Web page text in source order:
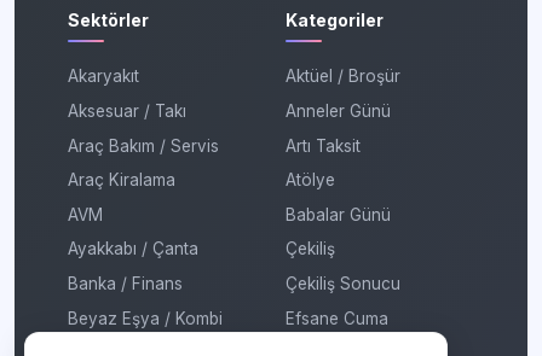
Sektörler
Akaryakıt
Aksesuar / Takı
Araç Bakım / Servis
Araç Kiralama
AVM
Ayakkabı / Çanta
Banka / Finans
Beyaz Eşya / Kombi
Kategoriler
Aktüel / Broşür
Anneler Günü
Artı Taksit
Atölye
Babalar Günü
Çekiliş
Çekiliş Sonucu
Efsane Cuma